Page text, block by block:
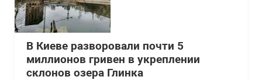
В Киеве разворовали почти 5
миллионов гривен в укреплении
склонов озера Глинка